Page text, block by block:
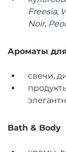
Freesia,
Noir,
Ароматы
свечи,
Bath & Body